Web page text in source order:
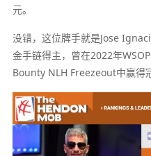
元。
没错，这位牌手就是Jose
金手链得主，曾在2022年
Bounty NLH Freezeout中赢得